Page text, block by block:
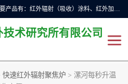
许昌市红外技术研究所有限公司主要产品有：红外辐射（吸收）涂料、红外加热元件、红外辐射加热模块（板）、红外辐射加热炉（箱）、快速红外辐射加热器、系列高端红外加热实验设备、系列红外加热控制器等。
术研究所有限公司
快速红外辐射聚焦炉 > 漯河每秒升温